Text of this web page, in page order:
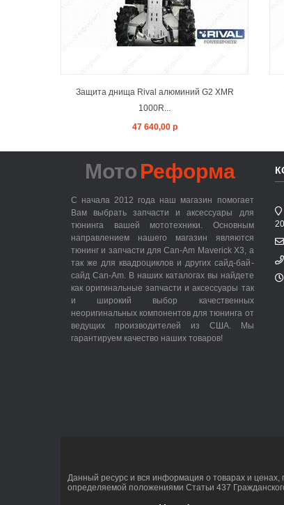
Защита днища Rival алюминий G2 XMR
1000R...
47 640,00 р
Мото Реформа
С начала 2012 года наш магазин помогает
Вам выбрать запчасти и аксессуары для
тюнинга вашей мототехники. Основным
направлением нашего магазин являются
тюнинг и запчасти для Can-Am Maverick X3, а
так же для квадроциклов и других сайд-бай-
сайд Can-Am. В наших каталогах вы найдете
как оригинальные запчасти и аксессуары так
и широкий выбор качественных
неоригинальных компонентов для тюнинга от
ведущих производителей из США. Мы
гарантируем качество наших товаров!
Данный ресурс и вся информация о товарах и
определяемой положениями Статьи 437